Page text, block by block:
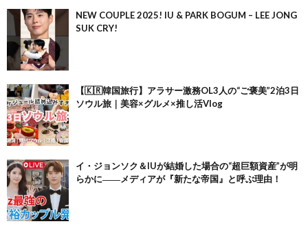
NEW COUPLE 2025! IU & PARK BOGUM – LEE JONG
SUK CRY!
【🇰🇷韓国旅行】アラサー激務OL3人の“ご褒美”2泊3日
ソウル旅｜美容×グルメ×推し活Vlog
イ・ジョンソク＆IUが結婚した場合の“超巨額資産”が明
らかに――メディアが『新たな帝国』と呼ぶ理由！